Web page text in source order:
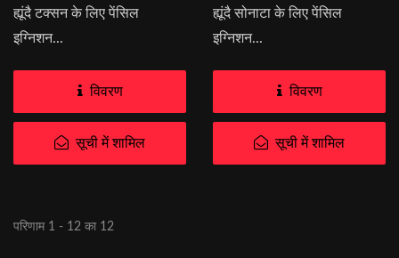
ह्यूंदै टक्सन के लिए पेंसिल
इग्निशन...
विवरण
सूची में शामिल
ह्यूंदै सोनाटा के लिए पेंसिल
इग्निशन...
विवरण
सूची में शामिल
परिणाम 1 - 12 का 12